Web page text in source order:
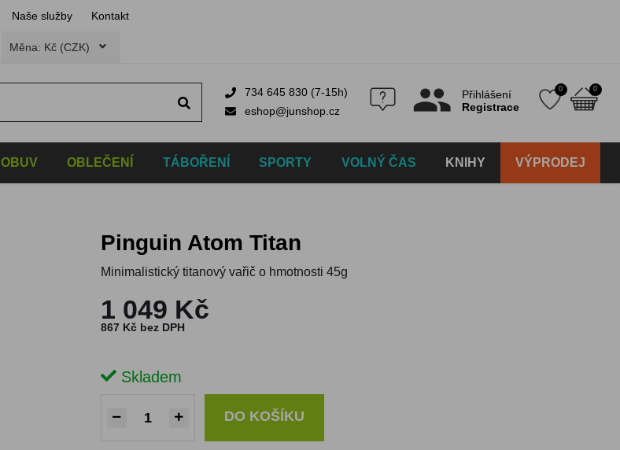
Naše služby Kontakt
Měna: Kč (CZK)
734 645 830 (7-15h)
eshop@junshop.cz
Přihlášení
Registrace
0 0
OBUV OBLEČENÍ TÁBOŘENÍ SPORTY VOLNÝ ČAS KNIHY VÝPRODEJ
Pinguin Atom Titan
Minimalistický titanový vařič o hmotnosti 45g
1 049 Kč
867 Kč bez DPH
Skladem
DO KOŠÍKU